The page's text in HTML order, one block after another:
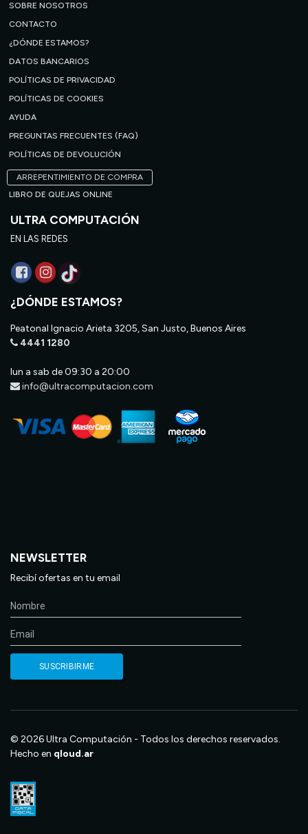
SOBRE NOSOTROS
CONTACTO
¿DÓNDE ESTAMOS?
DATOS BANCARIOS
POLÍTICAS DE PRIVACIDAD
POLÍTICAS DE COOKIES
AYUDA
PREGUNTAS FRECUENTES (FAQ)
POLÍTICAS DE DEVOLUCIÓN
ARREPENTIMIENTO DE COMPRA
LIBRO DE QUEJAS ONLINE
ULTRA COMPUTACIÓN
EN LAS REDES
¿DÓNDE ESTAMOS?
Peatonal Ignacio Arieta 3205, San Justo, Buenos Aires
4441 1280
lun a sab de 09:30 a 20:00
info@ultracomputacion.com
NEWSLETTER
Recibí ofertas en tu email
© 2026 Ultra Computación - Todos los derechos reservados.
Hecho en qloud.ar